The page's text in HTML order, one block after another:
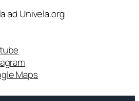
ad Univela.org
Maps